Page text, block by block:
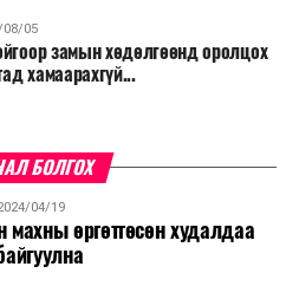
08/05
замын хөдөлгөөнд оролцох
хамаарахгүй...
БОЛГОХ
04/19
махны өргөтгөсөн худалдаа